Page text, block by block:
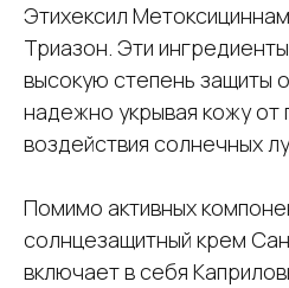
Этихексил
Триазон. Эти
высокую степень защиты
надежно укрывая кожу от
воздействия солнечных
Помимо активных
солнцезащитный крем
включает в себя